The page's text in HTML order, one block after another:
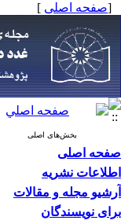
[صفحه اصلی ]
بخش‌های اصلی
صفحه اصلی
اطلاعات نشریه
آرشیو مجله و مقالات
برای نویسندگان